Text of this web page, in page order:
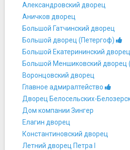
Александровский дворец
Аничков дворец
Большой Гатчинский дворец
Большой дворец (Петергоф)
Большой Екатерининский дворец
Большой Меншиковский дворец
Воронцовский дворец
Главное адмиралтейство
Дворец Белосельских-
Дом компании Зингер
Елагин дворец
Константиновский дворец
Летний дворец Петра I